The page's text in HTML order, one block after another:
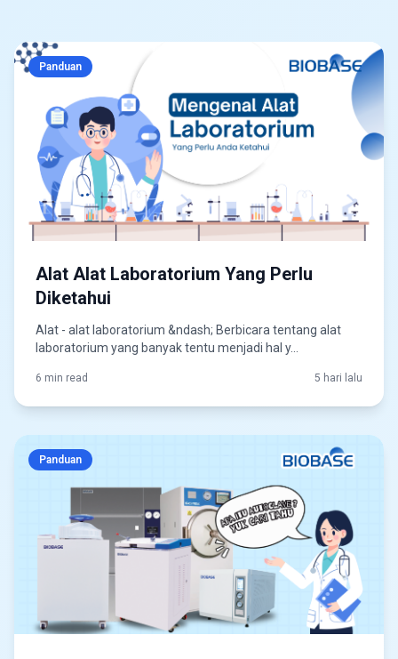
Panduan
Alat Alat Laboratorium Yang Perlu
Diketahui
Alat - alat laboratorium &ndash; Berbicara tentang alat
laboratorium yang banyak tentu menjadi hal y...
6 min read 5 hari lalu
Panduan